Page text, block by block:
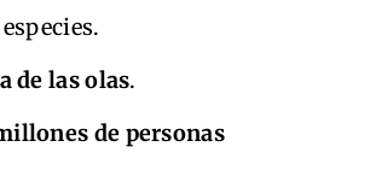
de las olas.
de personas